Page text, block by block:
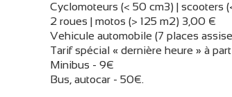
Cyclomoteurs (< 50 cm3) | scooters
2 roues | motos (> 125 m2) 3,00 €
Vehicule automobile (7 places
Tarif spécial « dernière heure » à
Minibus - 9€
Bus, autocar - 50€.